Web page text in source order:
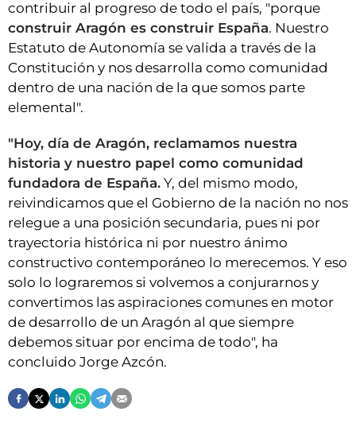
contribuir al progreso de todo el país, "porque
construir Aragón es construir España. Nuestro
Estatuto de Autonomía se valida a través de la
Constitución y nos desarrolla como comunidad
dentro de una nación de la que somos parte
elemental".
"Hoy, día de Aragón, reclamamos nuestra
historia y nuestro papel como comunidad
fundadora de España. Y, del mismo modo,
reivindicamos que el Gobierno de la nación no nos
relegue a una posición secundaria, pues ni por
trayectoria histórica ni por nuestro ánimo
constructivo contemporáneo lo merecemos. Y eso
solo lo lograremos si volvemos a conjurarnos y
convertimos las aspiraciones comunes en motor
de desarrollo de un Aragón al que siempre
debemos situar por encima de todo", ha
concluido Jorge Azcón.